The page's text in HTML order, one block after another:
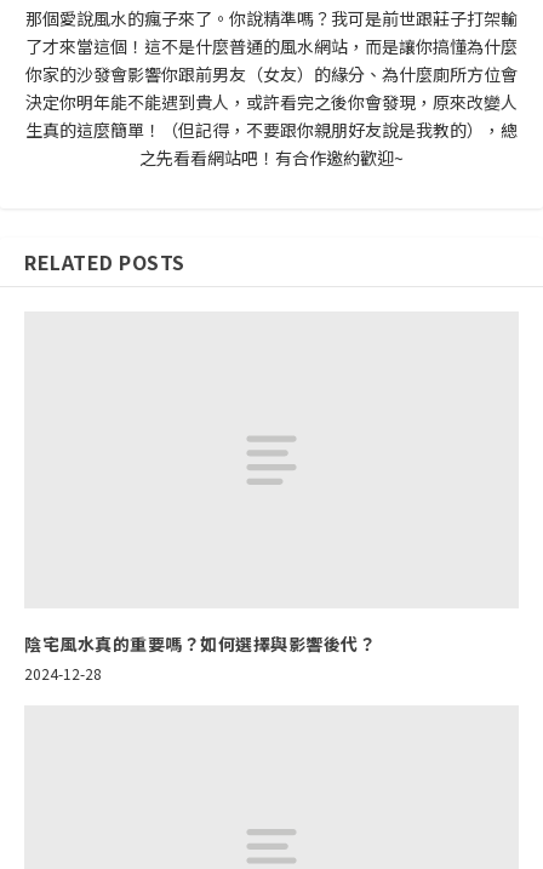
那個愛說風水的瘋子來了。你說精準嗎？我可是前世跟莊子打架輸
了才來當這個！這不是什麼普通的風水網站，而是讓你搞懂為什麼
你家的沙發會影響你跟前男友（女友）的緣分、為什麼廁所方位會
決定你明年能不能遇到貴人，或許看完之後你會發現，原來改變人
生真的這麼簡單！（但記得，不要跟你親朋好友說是我教的），總
之先看看網站吧！有合作邀約歡迎~
RELATED POSTS
陰宅風水真的重要嗎？如何選擇與影響後代？
2024-12-28